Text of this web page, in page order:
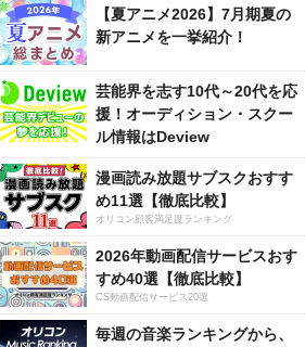
【夏アニメ2026】7月期夏の
新アニメを一挙紹介！
芸能界を志す10代～20代を応
援！オーディション・スクー
ル情報はDeview
漫画読み放題サブスクおすす
め11選【徹底比較】
オリコン顧客満足度ランキング
2026年動画配信サービスおす
すめ40選【徹底比較】
CS動画配信サービス20選
毎週の音楽ランキングから、